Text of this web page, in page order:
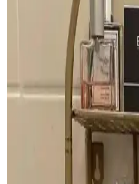
yöntemiyle
aromalar sunarak
Harajuku
Tropikal Koku
Harajuku Lovers G
hindistancevizi ve
parfümde yapay alt
kullanıcılar arasında